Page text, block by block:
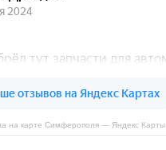
на карте Симферополя — Яндекс Карты